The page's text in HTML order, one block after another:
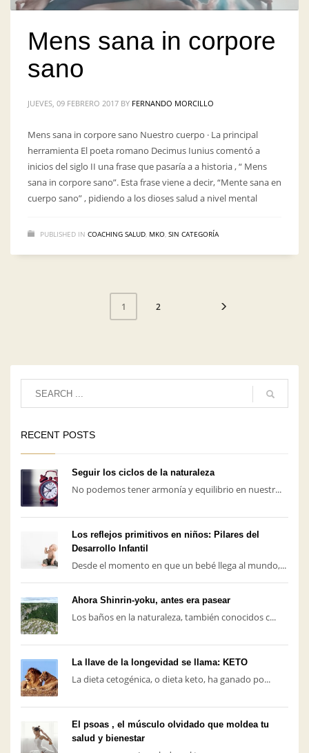
Mens sana in corpore
sano
JUEVES, 09 FEBRERO 2017 BY FERNANDO MORCILLO
Mens sana in corpore sano Nuestro cuerpo · La principal
herramienta El poeta romano Decimus Iunius comentó a
inicios del siglo II una frase que pasaría a a historia , “ Mens
sana in corpore sano”. Esta frase viene a decir, “Mente sana en
cuerpo sano” , pidiendo a los dioses salud a nivel mental
PUBLISHED IN COACHING SALUD, MKO, SIN CATEGORÍA
1 2
RECENT POSTS
Seguir los ciclos de la naturaleza
No podemos tener armonía y equilibrio en nuestr...
Los reflejos primitivos en niños: Pilares del
Desarrollo Infantil
Desde el momento en que un bebé llega al mundo,...
Ahora Shinrin-yoku, antes era pasear
Los baños en la naturaleza, también conocidos c...
La llave de la longevidad se llama: KETO
La dieta cetogénica, o dieta keto, ha ganado po...
El psoas , el músculo olvidado que moldea tu
salud y bienestar